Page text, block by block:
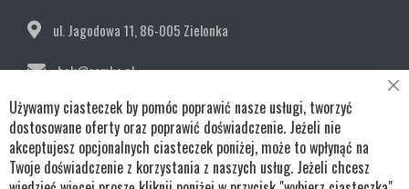
ul. Jagodowa 11, 86-005 Zielonka
bok@remko.pl
OBSERWUJ NAS
Używamy ciasteczek by pomóc poprawić nasze usługi, tworzyć
dostosowane oferty oraz poprawić doświadczenie. Jeżeli nie
akceptujesz opcjonalnych ciasteczek poniżej, może to wpłynąć na
Twoje doświadczenie z korzystania z naszych usług. Jeżeli chcesz